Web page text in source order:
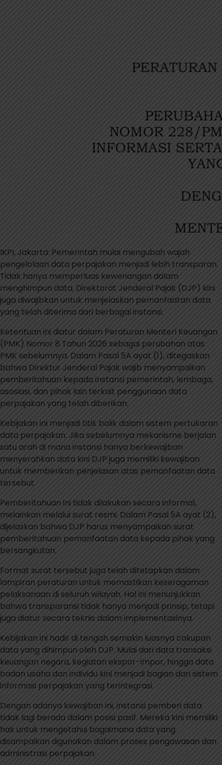
IKPI, Jakarta: Pemerintah mulai mengubah wajah
pengelolaan data perpajakan menjadi lebih transparan.
Tidak hanya memperluas kewenangan dalam
menghimpun data, Direktorat Jenderal Pajak (DJP) kini
juga diwajibkan untuk menjelaskan pemanfaatan data
yang telah diterima dari berbagai instansi.
Ketentuan ini diatur dalam Peraturan Menteri Keuangan
(PMK) Nomor 8 Tahun 2026 sebagai perubahan atas
PMK sebelumnya. Dalam Pasal 5A ayat (1), ditegaskan
bahwa Direktur Jenderal Pajak wajib menyampaikan
pemberitahuan kepada instansi pemerintah, lembaga,
asosiasi, dan pihak lain terkait penggunaan data
perpajakan yang telah diberikan.
Kebijakan ini menjadi titik balik dalam sistem pertukaran
data perpajakan. Jika sebelumnya mekanisme berjalan
satu arah di mana instansi hanya berkewajiban
menyerahkan data kini DJP juga memiliki kewajiban
untuk memberikan penjelasan atas pemanfaatan data
tersebut.
Pemberitahuan ini tidak dilakukan secara informal,
melainkan melalui surat resmi. Dalam Pasal 5A ayat (2),
dijelaskan bahwa DJP harus menyampaikan surat
pemberitahuan pemanfaatan data kepada pihak yang
bersangkutan.
Format surat tersebut juga telah ditetapkan dalam
lampiran peraturan untuk memastikan keseragaman
pelaksanaan di seluruh wilayah. Hal ini menunjukkan
bahwa transparansi tidak hanya menjadi prinsip, tetapi
juga diatur secara teknis dalam implementasinya.
Kebijakan ini hadir di tengah semakin luasnya cakupan
data yang dihimpun oleh DJP. Mulai dari data transaksi
keuangan negara, kegiatan ekspor-impor, hingga data
badan usaha dan individu kini menjadi bagian dari sistem
informasi perpajakan yang terintegrasi.
Dengan adanya kewajiban ini, instansi pemberi data
tidak lagi berada dalam posisi pasif. Mereka kini memiliki
hak untuk mengetahui bagaimana data yang
disampaikan digunakan dalam proses pengawasan dan
administrasi perpajakan.